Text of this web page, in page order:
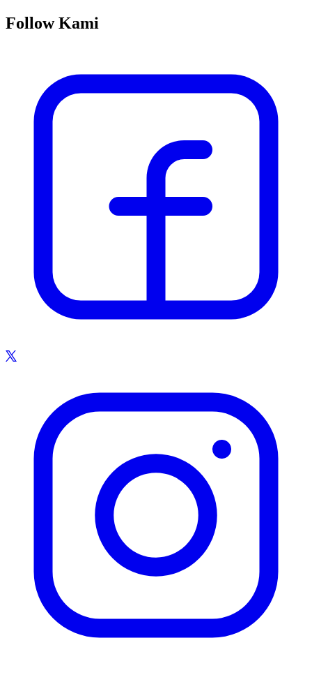
Follow Kami